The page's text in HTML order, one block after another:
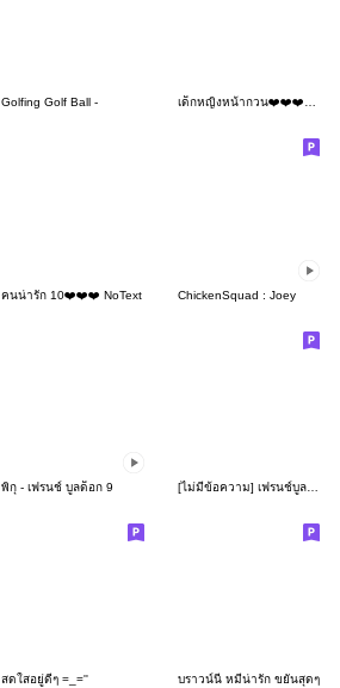
Golfing Golf Ball - เด็กหญิงหน้ากวน❤️❤️❤️165 No Text
คนน่ารัก 10❤️❤️❤️ NoText ChickenSquad : Joey
พิกุ - เฟรนช์ บูลด็อก 9 [ไม่มีข้อความ] เฟรนช์บูลด็อกผู้ร่าเริง
สดใสอยู่ดีๆ =_='' บราวน์นี่ หมีน่ารัก ขยันสุดๆ